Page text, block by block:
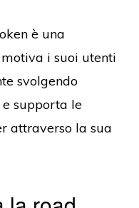
è una
i suoi utenti
svolgendo
supporta le
attraverso la sua